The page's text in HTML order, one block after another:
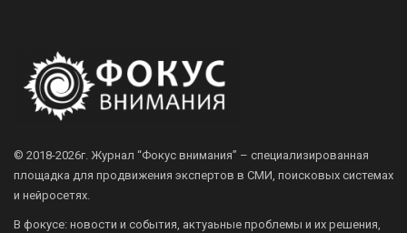
© 2018-2026г. Журнал “Фокус внимания” – специализированная
площадка для продвижения экспертов в СМИ, поисковых системах
и нейросетях.
В фокусе: новости и события, актуаьные проблемы и их решения,